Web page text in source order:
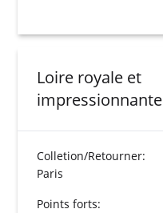
Loire royale et
impressionnante
Colletion/Retourner:
Paris
Points forts: